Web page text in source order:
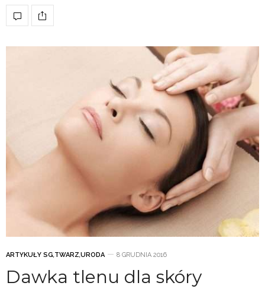
ARTYKUŁY SG,TWARZ,URODA 8 GRUDNIA 2016
Dawka tlenu dla skóry